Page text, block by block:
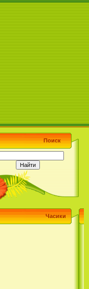
Поиск
Часики